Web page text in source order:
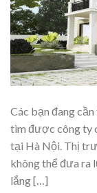
Các bạn đang
tìm được công ty
tại Hà Nội. Thị
không thể đưa ra
lắng […]